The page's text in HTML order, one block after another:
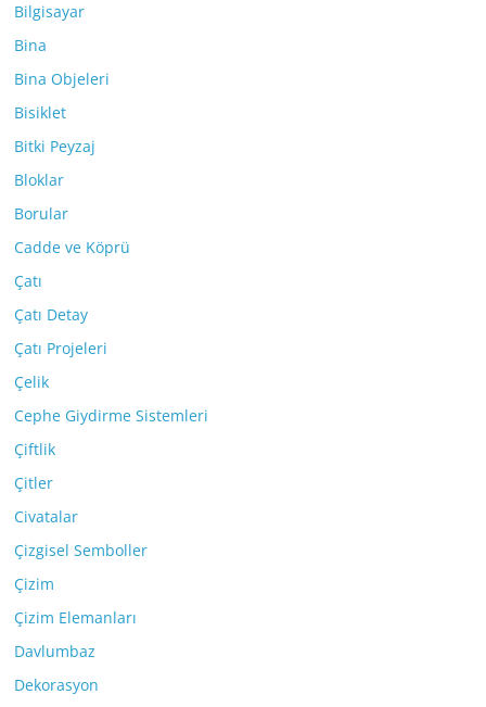
Bilgisayar
Bina
Bina Objeleri
Bisiklet
Bitki Peyzaj
Bloklar
Borular
Cadde ve Köprü
Çatı
Çatı Detay
Çatı Projeleri
Çelik
Cephe Giydirme Sistemleri
Çiftlik
Çitler
Civatalar
Çizgisel Semboller
Çizim
Çizim Elemanları
Davlumbaz
Dekorasyon